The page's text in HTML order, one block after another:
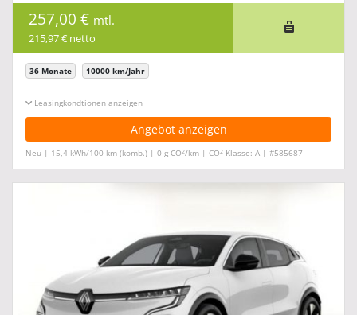
257,00 € mtl.
215,97 € netto
36 Monate 10000 km/Jahr
Leasingkonditionen ein-/ausblenden
Angebot anzeigen
Neu | 15,4 kWh/100 km (komb.) | 0 g CO2/km | CO2-Klasse: A | #585687